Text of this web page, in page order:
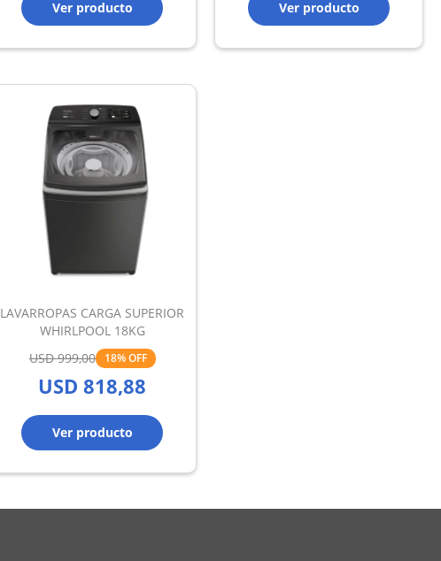
LAVARROPAS CARGA SUPERIOR
WHIRLPOOL 18KG
USD 999,00 18
USD 818,88